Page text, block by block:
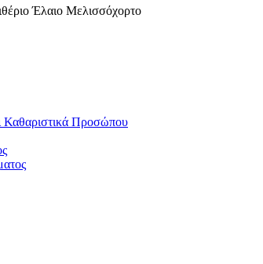
Έλαιο Μελισσόχορτο
Καθαριστικά Προσώπου